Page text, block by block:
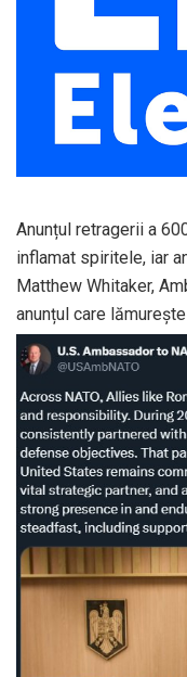
Anunțul retragerii a
inflamat spiritele, iar
Matthew Whitaker,
anunțul care